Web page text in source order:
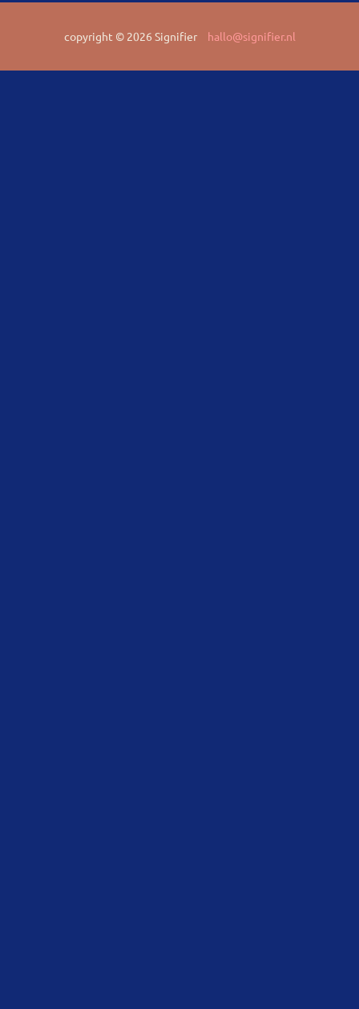
copyright © 2026 Signifier hallo@signifier.nl